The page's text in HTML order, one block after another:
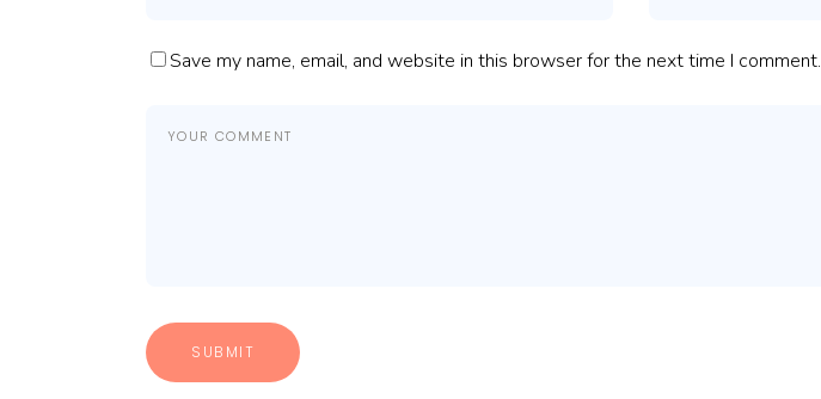
Save my name, email, and website in this browser for the next time I comment.